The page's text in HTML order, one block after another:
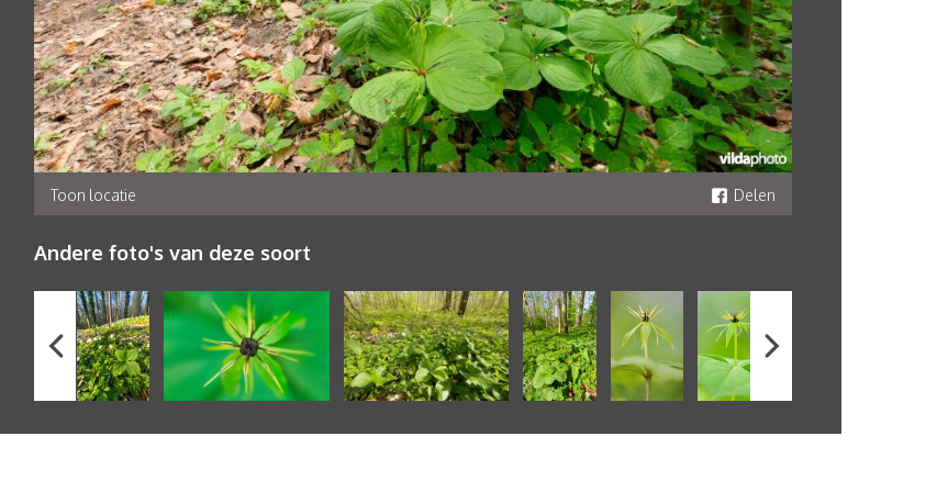
Toon locatie Delen
Andere foto's van deze soort